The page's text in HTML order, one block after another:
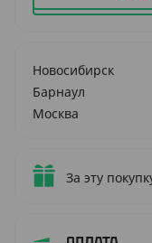
Новосибирск
Барнаул
Москва
За эту